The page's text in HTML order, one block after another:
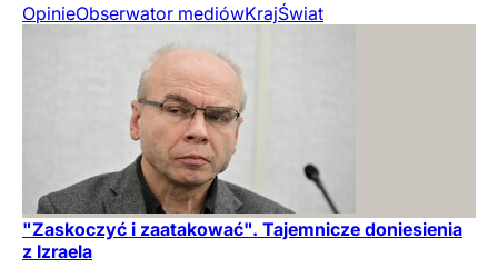
OpinieObserwator mediówKrajŚwiat
"Zaskoczyć i zaatakować". Tajemnicze doniesienia
z Izraela